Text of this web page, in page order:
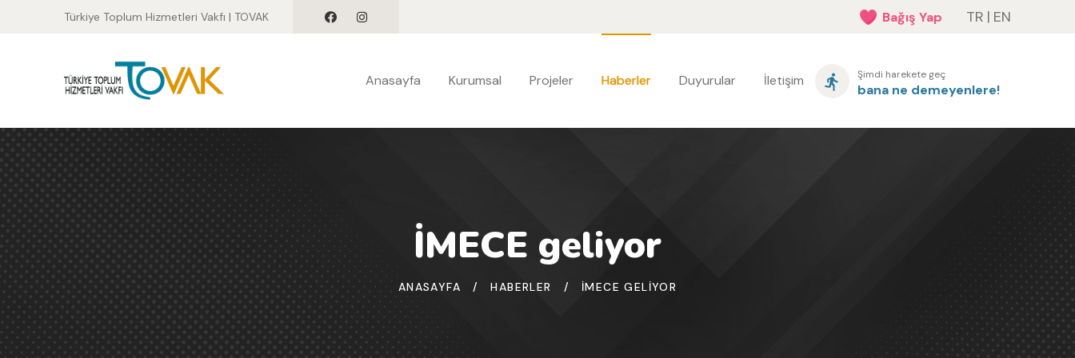
Türkiye Toplum Hizmetleri Vakfı | TOVAK Bağış Yap TR | EN
Anasayfa Kurumsal Projeler Haberler Duyurular İletişim Şimdi harekete geç
bana ne demeyenlere!
İMECE geliyor
ANASAYFA / HABERLER / İMECE GELIYOR